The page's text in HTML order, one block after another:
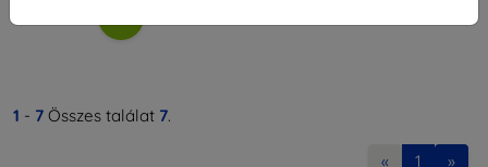
1 - 7 Összes találat 7.
« 1 »